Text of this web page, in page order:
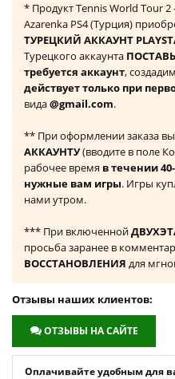
* Продукт Tennis World Tour
Azarenka PS4 (Турция)
ТУРЕЦКИЙ АККАУНТ
Турецкого аккаунта
требуется аккаунт,
действует только при
вида@gmail.com.
** При оформлении заказа
АККАУНТУ(вводите в поле
рабочее время в течении
нужные вам игры. Игры
нами утром.
*** При включенной
просьба заранее в
ВОССТАНОВЛЕНИЯ для
Отзывы наших клиентов:
ОТЗЫВЫ НА САЙТЕ
Оплачивайте удобным для